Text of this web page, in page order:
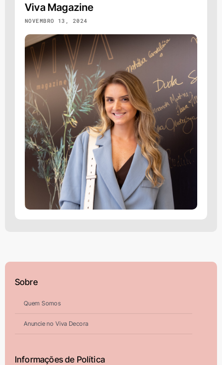
Viva Magazine
NOVEMBRO 13, 2024
Sobre
Quem Somos
Anuncie no Viva Decora
Informações de Política